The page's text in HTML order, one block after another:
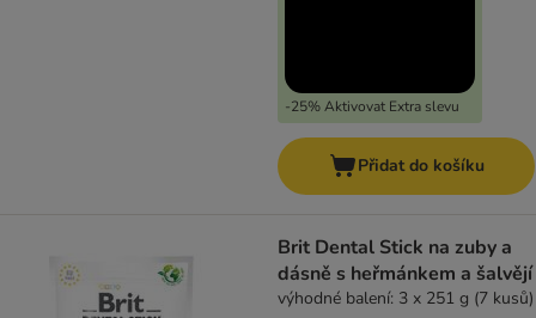
-25% Aktivovat Extra slevu
Přidat do košíku
Brit Dental Stick na zuby a
dásně s heřmánkem a šalvějí
výhodné balení: 3 x 251 g (7 kusů)